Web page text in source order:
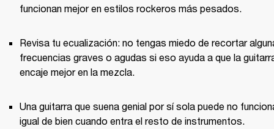
funcionan mejor en estilos rockeros más pesados.
Revisa tu ecualización: no tengas miedo de recortar
frecuencias graves o agudas si eso ayuda a que la
encaje mejor en la mezcla.
Una guitarra que suena genial por sí sola puede no
igual de bien cuando entra el resto de instrumentos.